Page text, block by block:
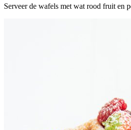
Serveer de wafels met wat rood fruit en